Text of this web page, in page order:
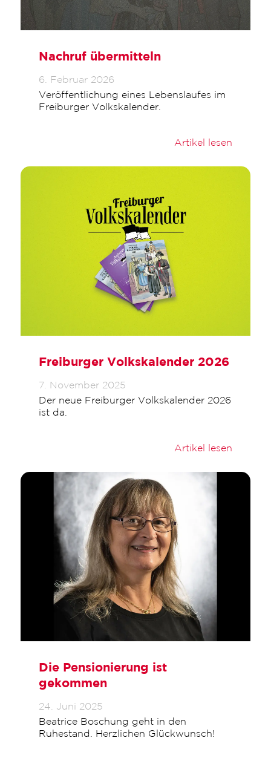
Nachruf übermitteln
6. Februar 2026
Veröffentlichung eines Lebenslaufes im
Freiburger Volkskalender.
Artikel lesen
Freiburger Volkskalender 2026
7. November 2025
Der neue Freiburger Volkskalender 2026
ist da.
Artikel lesen
Die Pensionierung ist
gekommen
24. Juni 2025
Beatrice Boschung geht in den
Ruhestand. Herzlichen Glückwunsch!